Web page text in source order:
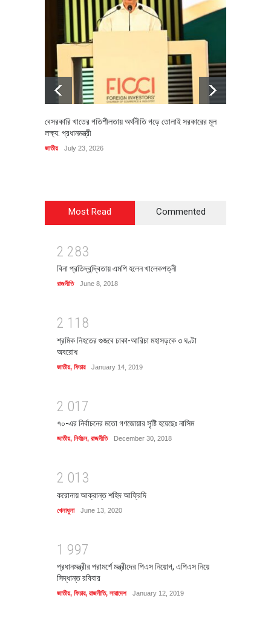
বেসরকারি খাতের গতিশীলতায় অর্থনীতি গড়ে তোলাই সরকারের মূল
লক্ষ্য: প্রধানমন্ত্রী
জাতীয় July 23, 2026
Most Read Commented
2 283
বিনা প্রতিদ্বন্দ্বিতায় এমপি হলেন খালেকপত্নী
রাজনীতি June 8, 2018
2 1 1 8
শ্রমিক নিহতের গুজবে ঢাকা-আরিচা মহাসড়কে ৩ ঘণ্টা
অবরোধ
জাতীয়, ফিচার January 14, 2019
2 01 7
৭০-এর নির্বাচনের মতো গণজোয়ার সৃষ্টি হয়েছেঃ নাসিম
জাতীয়, নির্বাচন, রাজনীতি December 30, 2018
2 01 3
করোনায় আক্রান্ত শহিদ আফ্রিদি
খেলাধুলা June 13, 2020
1 997
প্রধানমন্ত্রীর পরামর্শে মন্ত্রীদের পিএস নিয়োগ, এপিএস নিয়ে
সিদ্ধান্ত রবিবার
জাতীয়, ফিচার, রাজনীতি, সারাদেশ January 12, 2019